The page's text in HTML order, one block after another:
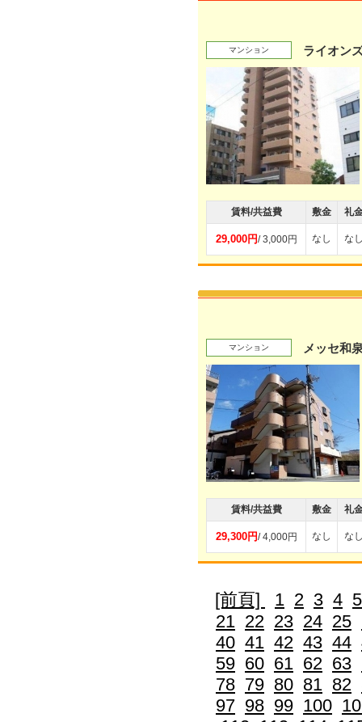
マンション ライオン
賃料/共益費 敷金 礼
29,000円/ 3,000円 なし な
マンション メッセ和
賃料/共益費 敷金 礼
29,300円/ 4,000円 なし な
[前頁] 1 2 3 4 5
21 22 23 24 25
40 41 42 43 44
59 60 61 62 63
78 79 80 81 82
97 98 99 100